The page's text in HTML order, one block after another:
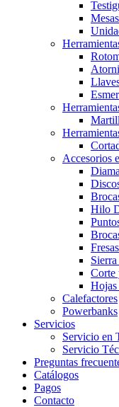
Accesorios
Hilo
Corte
Hojas
Calefactores
Powerbanks
Servicios
Servicio en
Servicio
Preguntas
Catálogos
Pagos
Contacto